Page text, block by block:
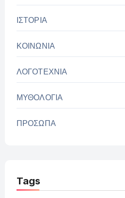
ΙΣΤΟΡΙΑ
ΚΟΙΝΩΝΙΑ
ΛΟΓΟΤΕΧΝΙΑ
ΜΥΘΟΛΟΓΙΑ
ΠΡΟΣΩΠΑ
Tags